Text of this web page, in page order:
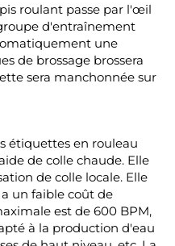
roulant passe par l'œil
d'entraînement
une
de brossage brossera
sera manchonnée sur
étiquettes en rouleau
de colle chaude. Elle
de colle locale. Elle
un faible coût de
est de 600 BPM,
à la production d'eau